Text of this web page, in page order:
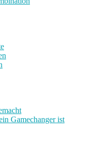
Gamechanger ist